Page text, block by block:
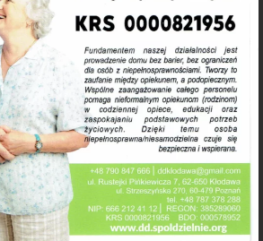
szkolenie online
przez EnSafe.One